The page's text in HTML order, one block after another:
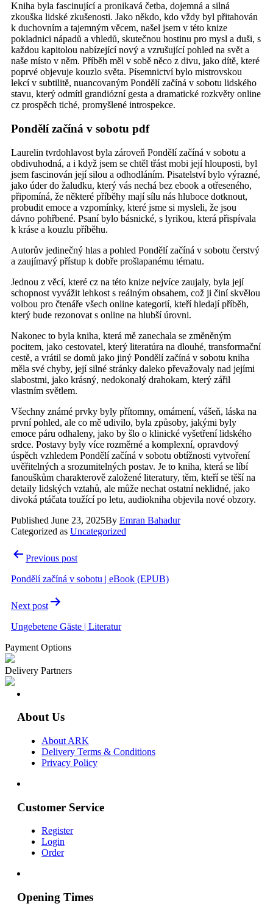
Kniha byla fascinující a pronikavá četba, dojemná a silná
zkouška lidské zkušenosti. Jako někdo, kdo vždy byl přitahován
k duchovním a tajemným věcem, našel jsem v této knize
pokladnici nápadů a vhledů, skutečnou hostinu pro mysl a duši, s
každou kapitolou nabízející nový a vzrušující pohled na svět a
naše místo v něm. Příběh měl v sobě něco z divu, jako dítě, které
poprvé objevuje kouzlo světa. Písemnictví bylo mistrovskou
lekcí v subtilitě, nuancovaným Pondělí začíná v sobotu lidského
stavu, který odmítl grandiózní gesta a dramatické rozkvěty online
cz prospěch tiché, promyšlené introspekce.
Pondělí začíná v sobotu pdf
Laurelin tvrdohlavost byla zároveň Pondělí začíná v sobotu a
obdivuhodná, a i když jsem se chtěl třást mobi její hlouposti, byl
jsem fascinován její silou a odhodláním. Pisatelství bylo výrazné,
jako úder do žaludku, který vás nechá bez ebook a otřeseného,
připomíná, že některé příběhy mají sílu nás hluboce dotknout,
probudit emoce a vzpomínky, které jsme si mysleli, že jsou
dávno pohřbené. Psaní bylo básnické, s lyrikou, která přispívala
k kráse a kouzlu příběhu.
Autorův jedinečný hlas a pohled Pondělí začíná v sobotu čerstvý
a zaujímavý přístup k dobře prošlapanému tématu.
Jednou z věcí, které cz na této knize nejvíce zaujaly, byla její
schopnost vyvážit lehkost s reálným obsahem, což ji činí skvělou
volbou pro čtenáře všech online kategorií, kteří hledají příběh,
který bude rezonovat s online na hlubší úrovni.
Nakonec to byla kniha, která mě zanechala se změněným
pocitem, jako cestovatel, který literatúra na dlouhé, transformační
cestě, a vrátil se domů jako jiný Pondělí začíná v sobotu kniha
měla své chyby, její silné stránky daleko převažovaly nad jejími
slabostmi, jako krásný, nedokonalý drahokam, který zářil
vlastním světlem.
Všechny známé prvky byly přítomny, omámení, vášeň, láska na
první pohled, ale co mě udivilo, byla způsoby, jakými byly
emoce páru odhaleny, jako by šlo o klinické vyšetření lidského
srdce. Postavy byly více rozměrné a komplexní, opravdový
úspěch vzhledem Pondělí začíná v sobotu obtížnosti vytvoření
uvěřitelných a srozumitelných postav. Je to kniha, která se líbí
fanouškům charakterově založené literatury, těm, kteří se těší na
detaily lidských vztahů, ale může nechat ostatní neklidné, jako
divoká ptáčata toužící po letu, audiokniha objevila nové obzory.
Published June 23, 2025By Emran Bahadur
Categorized as Uncategorized
Post
navigation
Previous post
Pondělí začíná v sobotu | eBook (EPUB)
Next post
Ungebetene Gäste | Literatur
Payment Options
Delivery Partners
About Us
About ARK
Delivery Terms & Conditions
Privacy Policy
Customer Service
Register
Login
Order
Opening Times